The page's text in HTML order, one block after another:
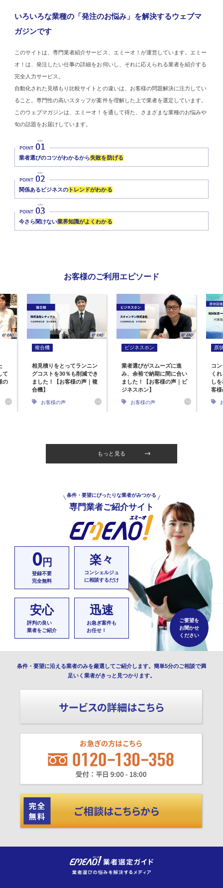
いろいろな業種の「発注のお悩み」を解決するウェブマ
ガジンです
このサイトは、専門業者紹介サービス、エミーオ！が運営しています。エミー
オ！は、発注したい仕事の詳細をお伺いし、それに応えられる業者を紹介する
完全人力サービス。
自動化された見積もり比較サイトとの違いは、お客様の問題解決に注力してい
ること。専門性の高いスタッフが案件を理解した上で業者を選定しています。
このウェブマガジンは、エミーオ！を通して得た、さまざまな業種のお悩みや
旬の話題をお届けしています。
業者選びのコツがわかるから失敗を防げる
関係あるビジネスの トレンドがわかる
今さら聞けない業界知識がよくわかる
お客様のご利用エピソード
て
の
複合機
相見積りをとってランニン
グコストを30％も削減でき
ました！【お客様の声｜複
合機】
お客様の声
ビジネスホン
業者選びがスムーズに進
み、余裕で納期に間に合い
ました！【お客様の声｜ビ
ジネスホン】
お客様の声
原
コ
く
し
客
もっと見る
条件・要望にぴったりな業者がみつかる
専門業者ご紹介サイト
0円
登録不要
完全無料
楽々
コンシェルジュ
に相談するだけ
安心
評判の良い
業者をご紹介
迅速
お急ぎ案件も
お任せ！
ご要望を
お聞かせ
ください
条件・要望に沿える業者のみを厳選してご紹介します。簡単5分のご相談で満
足いく業者がきっと見つかります。